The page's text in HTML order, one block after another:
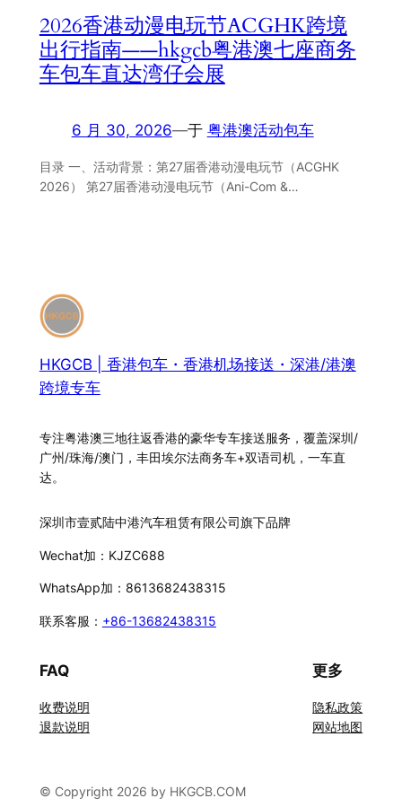
2026香港动漫电玩节ACGHK跨境
出行指南——hkgcb粤港澳七座商务
车包车直达湾仔会展
6 月 30, 2026—于 粤港澳活动包车
目录 一、活动背景：第27届香港动漫电玩节（ACGHK
2026） 第27届香港动漫电玩节（Ani-Com &…
HKGCB | 香港包车・香港机场接送・深港/港澳
跨境专车
专注粤港澳三地往返香港的豪华专车接送服务，覆盖深圳/
广州/珠海/澳门，丰田埃尔法商务车+双语司机，一车直
达。
深圳市壹贰陆中港汽车租赁有限公司旗下品牌
Wechat加：KJZC688
WhatsApp加：8613682438315
联系客服： +86-13682438315
FAQ
收费说明
退款说明
更多
隐私政策
网站地图
© Copyright 2026 by HKGCB.COM